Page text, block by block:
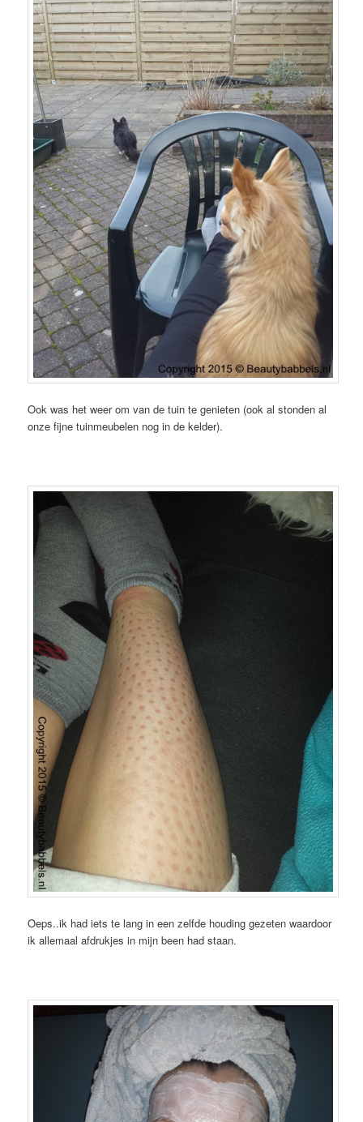
Ook was het weer om van de tuin te genieten (ook al stonden al
onze fijne tuinmeubelen nog in de kelder).
Oeps..ik had iets te lang in een zelfde houding gezeten waardoor
ik allemaal afdrukjes in mijn been had staan.